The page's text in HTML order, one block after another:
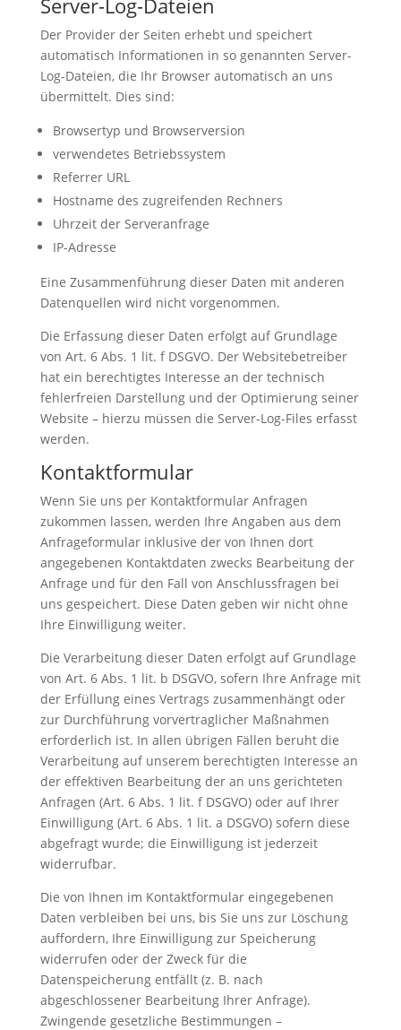
Server-Log-Dateien
Der Provider der Seiten erhebt und speichert
automatisch Informationen in so genannten Server-
Log-Dateien, die Ihr Browser automatisch an uns
übermittelt. Dies sind:
Browsertyp und Browserversion
verwendetes Betriebssystem
Referrer URL
Hostname des zugreifenden Rechners
Uhrzeit der Serveranfrage
IP-Adresse
Eine Zusammenführung dieser Daten mit anderen
Datenquellen wird nicht vorgenommen.
Die Erfassung dieser Daten erfolgt auf Grundlage
von Art. 6 Abs. 1 lit. f DSGVO. Der Websitebetreiber
hat ein berechtigtes Interesse an der technisch
fehlerfreien Darstellung und der Optimierung seiner
Website – hierzu müssen die Server-Log-Files erfasst
werden.
Kontaktformular
Wenn Sie uns per Kontaktformular Anfragen
zukommen lassen, werden Ihre Angaben aus dem
Anfrageformular inklusive der von Ihnen dort
angegebenen Kontaktdaten zwecks Bearbeitung der
Anfrage und für den Fall von Anschlussfragen bei
uns gespeichert. Diese Daten geben wir nicht ohne
Ihre Einwilligung weiter.
Die Verarbeitung dieser Daten erfolgt auf Grundlage
von Art. 6 Abs. 1 lit. b DSGVO, sofern Ihre Anfrage mit
der Erfüllung eines Vertrags zusammenhängt oder
zur Durchführung vorvertraglicher Maßnahmen
erforderlich ist. In allen übrigen Fällen beruht die
Verarbeitung auf unserem berechtigten Interesse an
der effektiven Bearbeitung der an uns gerichteten
Anfragen (Art. 6 Abs. 1 lit. f DSGVO) oder auf Ihrer
Einwilligung (Art. 6 Abs. 1 lit. a DSGVO) sofern diese
abgefragt wurde; die Einwilligung ist jederzeit
widerrufbar.
Die von Ihnen im Kontaktformular eingegebenen
Daten verbleiben bei uns, bis Sie uns zur Löschung
auffordern, Ihre Einwilligung zur Speicherung
widerrufen oder der Zweck für die
Datenspeicherung entfällt (z. B. nach
abgeschlossener Bearbeitung Ihrer Anfrage).
Zwingende gesetzliche Bestimmungen –